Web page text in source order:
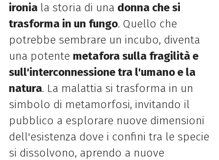
ironia la storia di una donna che si
trasforma in un fungo. Quello che
potrebbe sembrare un incubo, diventa
una potente metafora sulla fragilità e
sull'interconnessione tra l'umano e la
natura. La malattia si trasforma in un
simbolo di metamorfosi, invitando il
pubblico a esplorare nuove dimensioni
dell'esistenza dove i confini tra le specie
si dissolvono, aprendo a nuove